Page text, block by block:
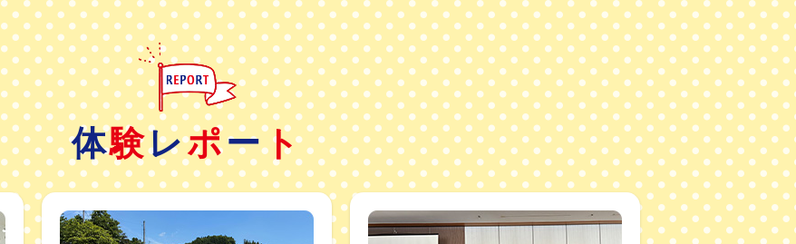
スのお仕事体験」の体験レポートを掲載しました。
道のお仕事体験」の体験レポートを掲載しました。
コツアー体験と樹木医のみどりの教室」の体験レポートを掲載しました。
体験②稲刈りに挑戦」の体験レポートを掲載しました。
ルのお仕事体験」の体験レポートを掲載しました。
ルフに挑戦&ゴルフ場のお仕事体験 in 軽井沢」の体験レポートを掲載しました。
体験レポート